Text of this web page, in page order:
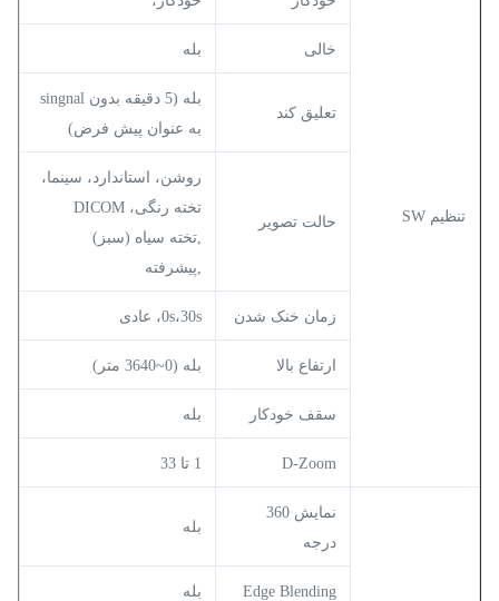
تنظیم SW
خالی بله
تعلیق کند
بله (5 دقیقه بدون singnal
به عنوان پیش فرض)
حالت تصویر
روشن، استاندارد، سینما،
تخته رنگی، DICOM
,تخته سیاه (سبز)
,پیشرفته
زمان خنک شدن 0s،30s، عادی
ارتفاع بالا بله (0~3640 متر)
سقف خودکار بله
D-Zoom 1 تا 33
نمایش 360
درجه
بله
Edge Blending بله